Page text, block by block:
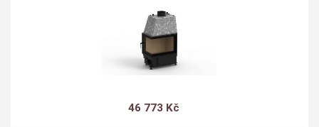
46 773 Kč